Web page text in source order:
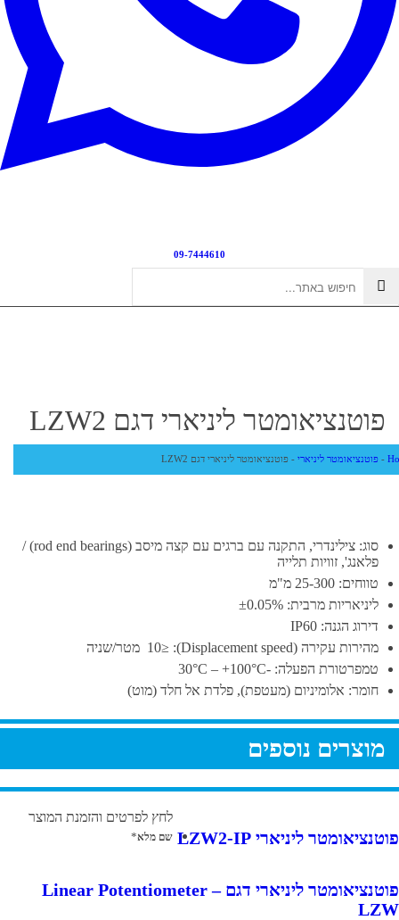
09-7444610
פוטנציאומטר ליניארי דגם LZW2
- פוטנציאומטר ליניארי - פוטנציאומטר ליניארי דגם LZW2
סוג: צילינדרי, התקנה עם ברגים עם קצה מיסב (rod end bearings) /
פלאנג', זוויות תלייה
טווחים: 25-300 מ"מ
ליניאריות מרבית: ±0.05%
דירוג הגנה: IP60
מהירות עקירה (Displacement speed): ≤10 מטר/שניה
טמפרטורת הפעלה: -30°C – +100°C
חומר: אלומיניום (מעטפת), פלדת אל חלד (מוט)
מוצרים נוספים
פוטנציאומטר ליניארי LZW2-IP
פוטנציאומטר ליניארי דגם – Linear Potentiometer
LZW
לחץ לפרטים והזמנת המוצר
שם מלא*